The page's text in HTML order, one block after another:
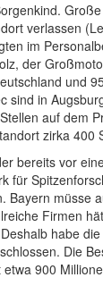
verlassen
im
der
und
sind in
auf dem
zirka 400
bereits vor
für
Bayern müsse
Firmen
habe
Die
900